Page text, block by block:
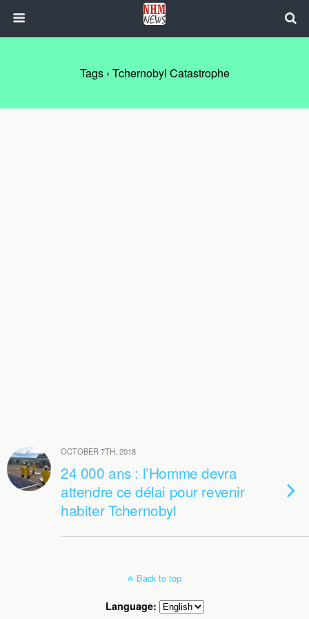
Tags › Tchernobyl Catastrophe
OCTOBER 7TH, 2018
24 000 ans : l’Homme devra
attendre ce délai pour revenir
habiter Tchernobyl
Back to top
Language: